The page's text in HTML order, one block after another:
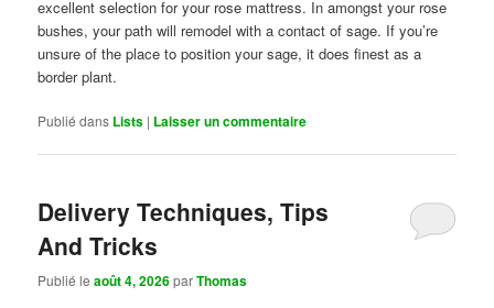
excellent selection for your rose mattress. In amongst your rose
bushes, your path will remodel with a contact of sage. If you’re
unsure of the place to position your sage, it does finest as a
border plant.
Publié dans Lists | Laisser un commentaire
Delivery Techniques, Tips
And Tricks
Publié leaoût 4, 2026parThomas